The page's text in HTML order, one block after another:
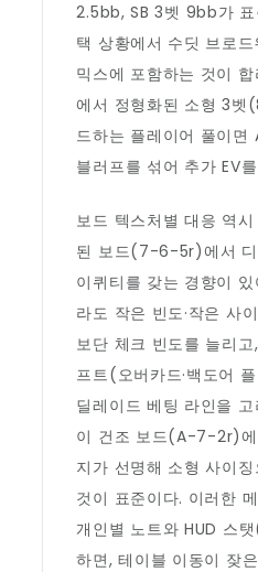
2.5bb, SB 3벳 9bb가
택 상황에서 수딧 브로
믹스에 포함하는 것이 합
에서 정형화된 소형 3
드하는 플레이어 풀이면
블러프를 섞어 추가 EV
보드 텍스처별 대응 역
된 보드(7-6-5r)에서 디
이퀴티를 갖는 경향이
라도 작은 빈도·작은 사
보단 체크 빈도를 늘리
프트(오버카드·백도어
딜레이드 베팅 라인을
이 건조 보드(A-7-2r)에
지가 선명해 소형 사이
것이 표준이다. 이러한
개인별 노트와 HUD 스
하면, 테이블 이동이 잦